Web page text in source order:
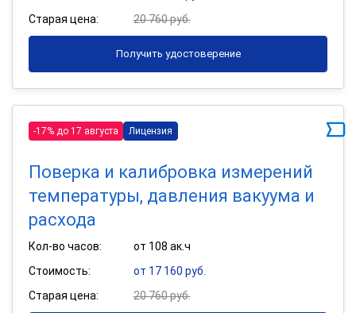
Старая цена:
20 760 руб.
Получить удостоверение
-17% до 17 августа Лицензия
Поверка и калибровка измерений
температуры, давления вакуума и
расхода
Кол-во часов:
от 108 ак.ч
Стоимость:
от 17 160 руб.
Старая цена:
20 760 руб.